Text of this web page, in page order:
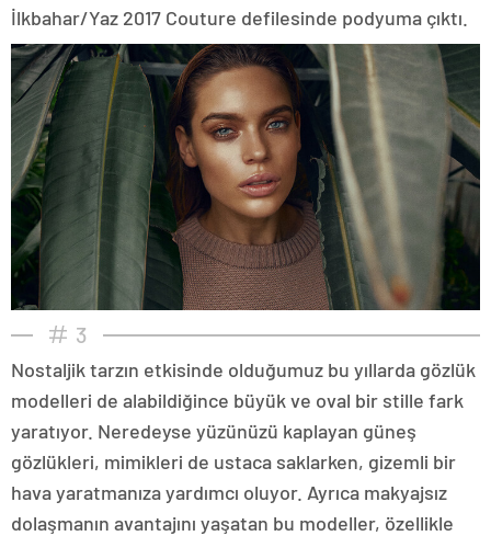
İlkbahar/Yaz 2017 Couture defilesinde podyuma çıktı.
3
Nostaljik tarzın etkisinde olduğumuz bu yıllarda gözlük
modelleri de alabildiğince büyük ve oval bir stille fark
yaratıyor. Neredeyse yüzünüzü kaplayan güneş
gözlükleri, mimikleri de ustaca saklarken, gizemli bir
hava yaratmanıza yardımcı oluyor. Ayrıca makyajsız
dolaşmanın avantajını yaşatan bu modeller, özellikle